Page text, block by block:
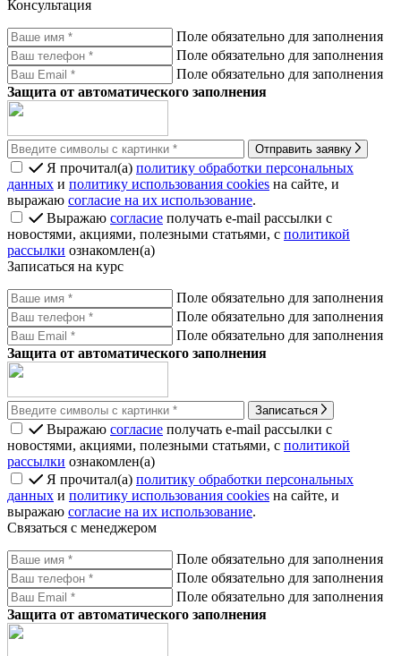
Консультация
Поле обязательно для заполнения
Поле обязательно для заполнения
Поле обязательно для заполнения
Защита от автоматического заполнения
Отправить заявку
Я прочитал(а) политику обработки персональных
данных и политику использования cookies на сайте, и
выражаю согласие на их использование.
Выражаю согласие получать e-mail рассылки с
новостями, акциями, полезными статьями, с политикой
рассылки ознакомлен(а)
Записаться на курс
Поле обязательно для заполнения
Поле обязательно для заполнения
Поле обязательно для заполнения
Защита от автоматического заполнения
Записаться
Выражаю согласие получать e-mail рассылки с
новостями, акциями, полезными статьями, с политикой
рассылки ознакомлен(а)
Я прочитал(а) политику обработки персональных
данных и политику использования cookies на сайте, и
выражаю согласие на их использование.
Связаться с менеджером
Поле обязательно для заполнения
Поле обязательно для заполнения
Поле обязательно для заполнения
Защита от автоматического заполнения